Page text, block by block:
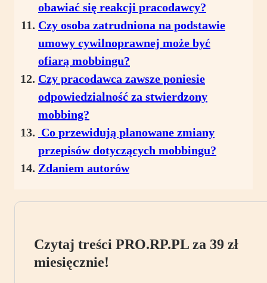
obawiać się reakcji pracodawcy?
Czy osoba zatrudniona na podstawie
umowy cywilnoprawnej może być
ofiarą mobbingu?
Czy pracodawca zawsze poniesie
odpowiedzialność za stwierdzony
mobbing?
Co przewidują planowane zmiany
przepisów dotyczących mobbingu?
Zdaniem autorów
Czytaj treści PRO.RP.PL za 39 zł
miesięcznie!